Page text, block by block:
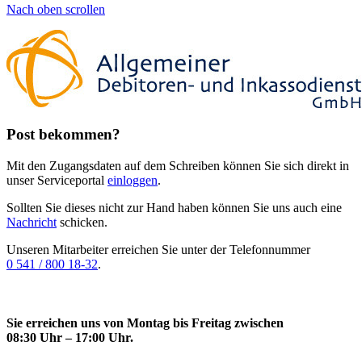
Nach oben scrollen
Post bekommen?
Mit den Zugangsdaten auf dem Schreiben können Sie sich direkt in
unser Serviceportal einloggen.
Sollten Sie dieses nicht zur Hand haben können Sie uns auch eine
Nachricht schicken.
Unseren Mitarbeiter erreichen Sie unter der Telefonnummer
0 541 / 800 18-32.
Sie erreichen uns von Montag bis Freitag zwischen
08:30 Uhr – 17:00 Uhr.